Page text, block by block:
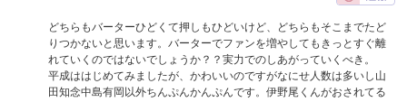
どちらもバーターひどくて押しもひどいけど、どちらもそこまでたど
りつかないと思います。バーターでファンを増やしてもきっとすぐ離
れていくのではないでしょうか？？実力でのしあがっていくべき。
平成ははじめてみましたが、かわいいのですがなにせ人数は多いし山
田知念中島有岡以外ちんぷんかんぷんです。伊野尾くんがおされてる